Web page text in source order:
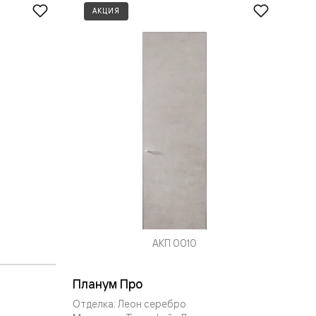
АКЦИЯ
АКП 0010
Планум Про
Отделка: Леон серебро